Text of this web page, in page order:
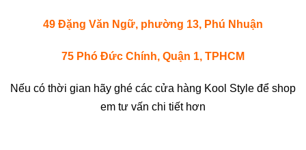
49 Đặng Văn Ngữ, phường 13, Phú Nhuận
75 Phó Đức Chính, Quận 1, TPHCM
Nếu có thời gian hãy ghé các cửa hàng Kool Style để shop
em tư vấn chi tiết hơn